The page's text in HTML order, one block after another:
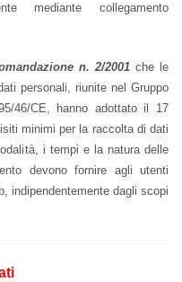
mediante collegamento
n. 2/2001 che le
personali, riunite nel Gruppo
46/CE, hanno adottato il 17
minimi per la raccolta di dati
i tempi e la natura delle
devono fornire agli utenti
indipendentemente dagli scopi